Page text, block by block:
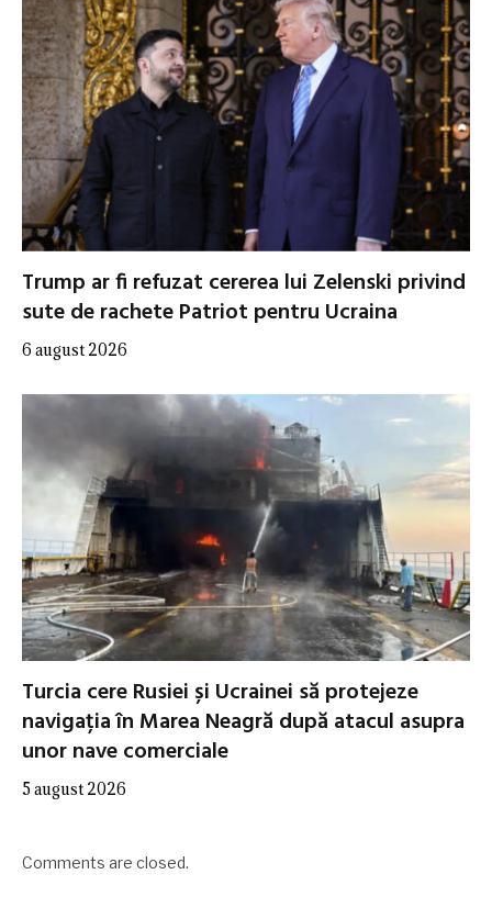
Trump ar fi refuzat cererea lui Zelenski privind
sute de rachete Patriot pentru Ucraina
6 august 2026
Turcia cere Rusiei și Ucrainei să protejeze
navigația în Marea Neagră după atacul asupra
unor nave comerciale
5 august 2026
Comments are closed.